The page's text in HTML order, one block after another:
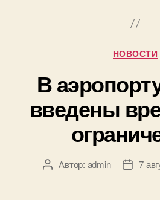
НОВОСТИ
В
введены
АвторАвтор: admin
Дата
7